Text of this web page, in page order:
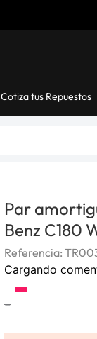
Cotiza tus Repuestos
Par
Benz C180
Referencia:
Cargando
-